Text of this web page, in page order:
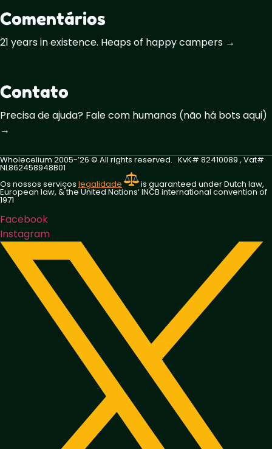
Comentários
21 years in existence. Heaps of happy campers →
Contato
Precisa de ajuda? Fale com humanos (não há bots aqui)
→
Wholecelium 2005-’26 ©️ All rights reserved. KvK# 82410089 , Vat#
NL862458948B01
Os nossos serviços legalidade is guaranteed under Dutch law,
European law, & the United Nations‘ INCB international convention of
1971
Facebook
Instagram